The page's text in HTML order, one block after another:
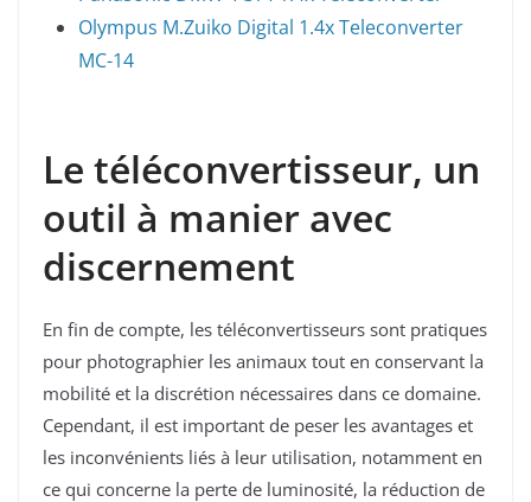
Olympus M.Zuiko Digital 1.4x Teleconverter
MC-14
Le téléconvertisseur, un
outil à manier avec
discernement
En fin de compte, les téléconvertisseurs sont pratiques
pour photographier les animaux tout en conservant la
mobilité et la discrétion nécessaires dans ce domaine.
Cependant, il est important de peser les avantages et
les inconvénients liés à leur utilisation, notamment en
ce qui concerne la perte de luminosité, la réduction de